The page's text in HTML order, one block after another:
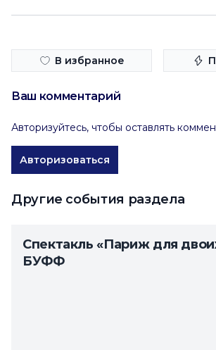
В избранное
Ваш комментарий
Авторизуйтесь, чтобы оставлять
Авторизоваться
Другие события раздела
Спектакль «Париж для
БУФФ